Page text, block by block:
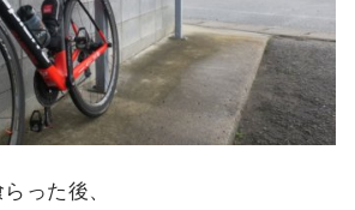
った後、